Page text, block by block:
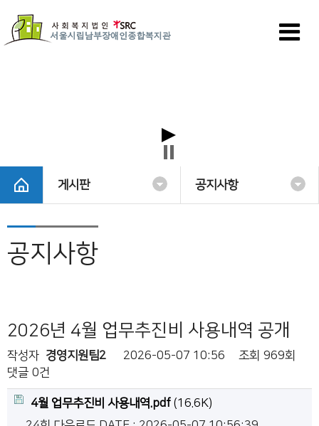
게시판 공지사항
공지사항
2026년 4월 업무추진비 사용내역 공개
작성자 경영지원팀2 2026-05-07 10:56 조회 969회
댓글 0건
4월 업무추진비 사용내역.pdf (16.6K)